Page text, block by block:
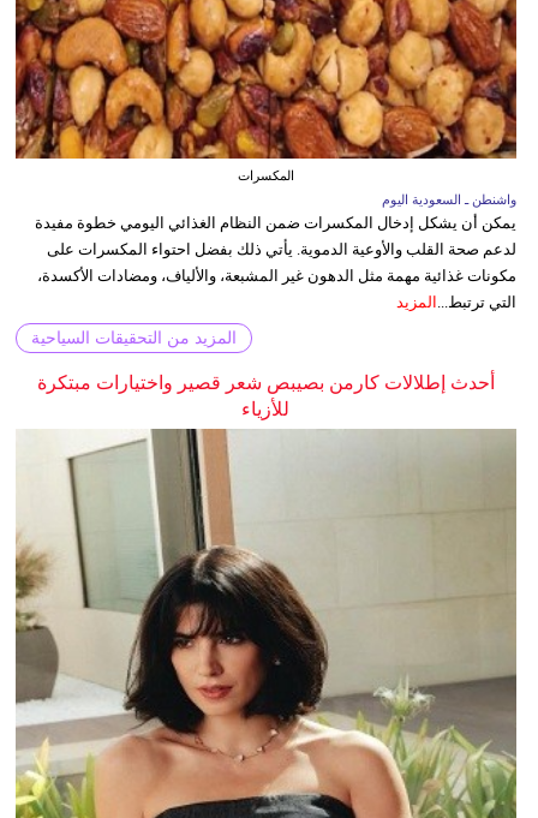
المكسرات
واشنطن ـ السعودية اليوم
يمكن أن يشكل إدخال المكسرات ضمن النظام الغذائي اليومي خطوة مفيدة
لدعم صحة القلب والأوعية الدموية. يأتي ذلك بفضل احتواء المكسرات على
مكونات غذائية مهمة مثل الدهون غير المشبعة، والألياف، ومضادات الأكسدة،
التي ترتبط...
المزيد
المزيد من التحقيقات السياحية
أحدث إطلالات كارمن بصيبص شعر قصير واختيارات مبتكرة
للأزياء